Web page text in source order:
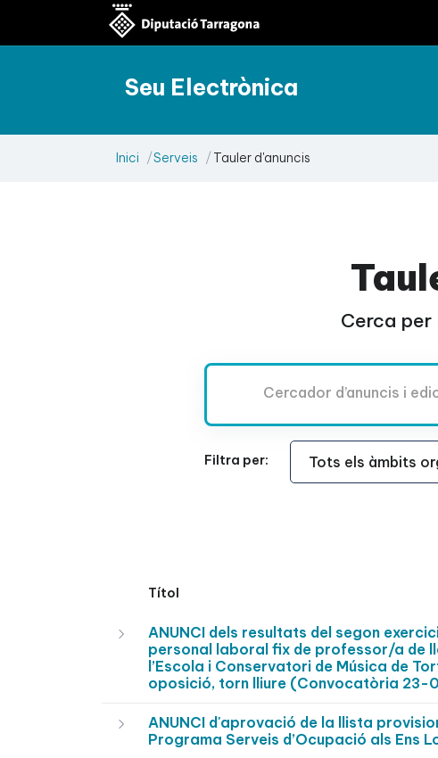
Seu Electrònica
Inici Serveis Tauler d'anuncis
Cerca
Filtra per:
Àmbit Funcional
Títol
ANUNCI dels resultats del segon
personal laboral fix de professor/a de
l’Escola i Conservatori de Música de
oposició, torn lliure (Convocatòria 23-
ANUNCI d'aprovació de la llista
Programa Serveis d’Ocupació als Ens